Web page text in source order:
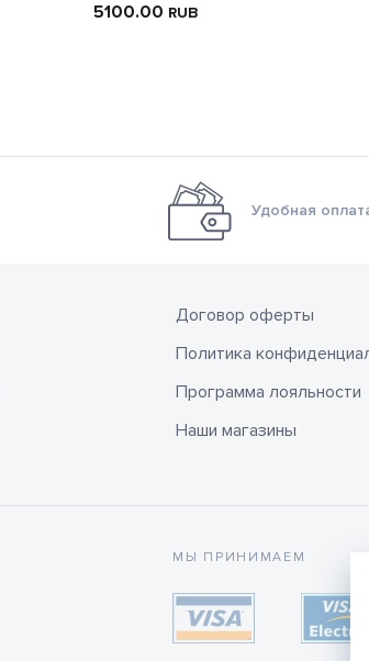
5100.00 RUB
Удобная
Договор оферты
Политика
Программа лояльности
Наши магазины
МЫ ПРИНИМАЕМ